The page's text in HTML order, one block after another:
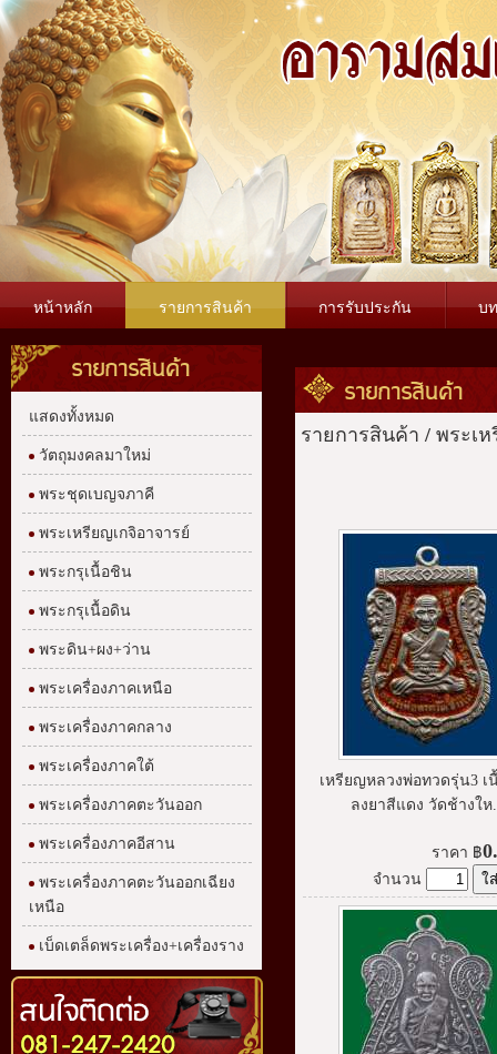
หน้าหลัก รายการสินค้า การรับประกัน บ
รายการสินค้า
แสดงทั้งหมด
วัตถุมงคลมาใหม่
พระชุดเบญจภาคี
พระเหรียญเกจิอาจารย์
พระกรุเนื้อชิน
พระกรุเนื้อดิน
พระดิน+ผง+ว่าน
พระเครื่องภาคเหนือ
พระเครื่องภาคกลาง
พระเครื่องภาคใต้
พระเครื่องภาคตะวันออก
พระเครื่องภาคอีสาน
พระเครื่องภาคตะวันออกเฉียง
เหนือ
เบ็ดเตล็ดพระเครื่อง+เครื่องราง
รายการสินค้า
รายการสินค้า / พระเ
เหรียญหลวงพ่อทวดรุ่น3 เ
ลงยาสีแดง วัดช้างให
ราคา ฿
จำนวน